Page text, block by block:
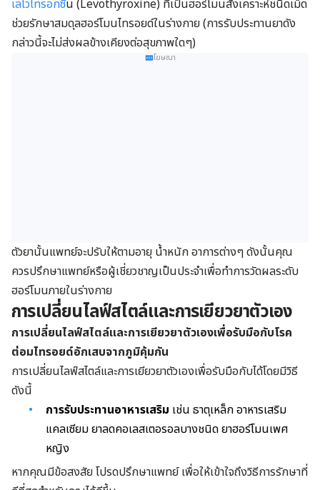
เลโวไทรอกซีน (Levothyroxine) ที่เป็นฮอร์โมนสังเคราะห์ชนิดเม็ด
ช่วยรักษาสมดุลฮอร์โมนไทรอยด์ในร่างกาย (การรับประทานยาดัง
กล่าวนี้จะไม่ส่งผลข้างเคียงต่อสุขภาพใดๆ)
โฆษณา
ตัวยานั้นแพทย์จะปรับให้ตามอายุ น้ำหนัก อาการต่างๆ ดังนั้นคุณ
ควรปรึกษาแพทย์หรือผู้เชี่ยวชาญเป็นประจำเพื่อทำการวัดผลระดับ
ฮอร์โมนภายในร่างกาย
การเปลี่ยนไลฟ์สไตล์และการเยียวยาตัวเอง
การเปลี่ยนไลฟ์สไตล์และการเยียวยาตัวเองเพื่อรับมือกับโรค
ต่อมไทรอยด์อักเสบจากภูมิคุ้มกัน
การเปลี่ยนไลฟ์สไตล์และการเยียวยาตัวเองเพื่อรับมือกับได้โดยมีวิธี
ดังนี้
การรับประทานอาหารเสริม เช่น ธาตุเหล็ก อาหารเสริม
แคลเซียม ยาลดคอเลสเตอรอลบางชนิด ยาฮอร์โมนเพศ
หญิง
หากคุณมีข้อสงสัย โปรดปรึกษาแพทย์ เพื่อให้เข้าใจถึงวิธีการรักษาที่